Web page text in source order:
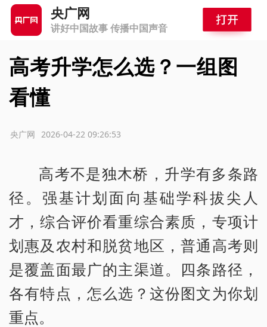
央广网
讲好中国故事 传播中国声音
高考升学怎么选？一组图
看懂
2026-04-22 09:26:53
央广网
高考不是独木桥，升学有多条路
径。强基计划面向基础学科拔尖人
才，综合评价看重综合素质，专项计
划惠及农村和脱贫地区，普通高考则
是覆盖面最广的主渠道。四条路径，
各有特点，怎么选？这份图文为你划
重点。